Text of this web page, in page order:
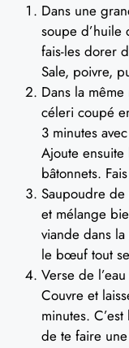
Dans une
soupe
fais-les dorer
Sale, poivre,
Dans la
céleri coupé
3 minutes
Ajoute ensuite
bâtonnets.
Saupoudre
et mélange
viande dans la
le bœuf tout
Verse de
Couvre et
minutes.
de te faire